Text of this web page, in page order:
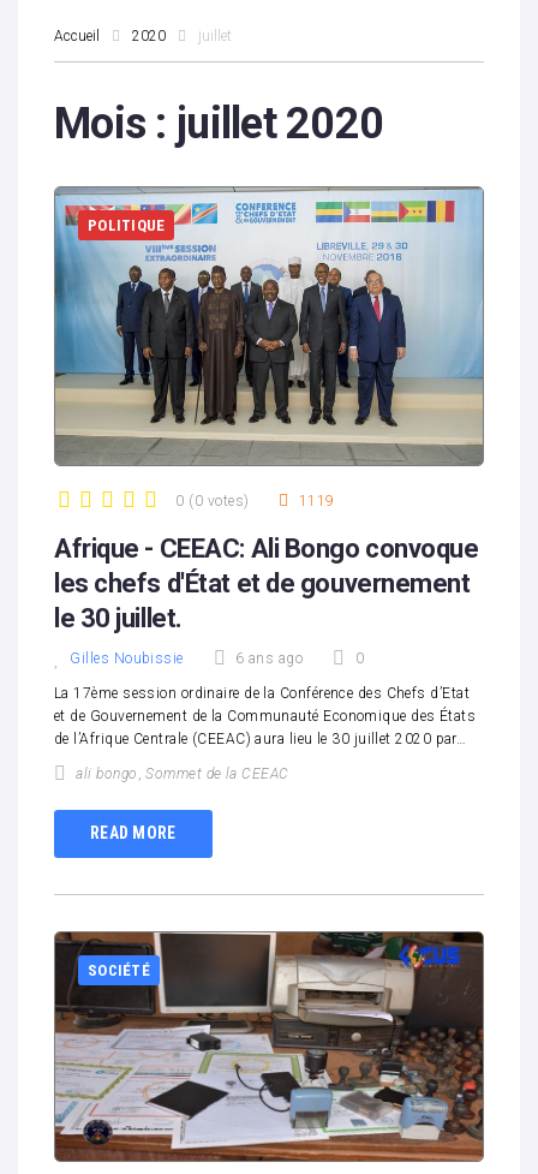
Accueil 2020 juillet
Mois : juillet 2020
POLITIQUE
0 (0 votes) 1119
Afrique - CEEAC: Ali Bongo convoque
les chefs d'État et de gouvernement
le 30 juillet.
Gilles Noubissie 6 ans ago 0
La 17ème session ordinaire de la Conférence des Chefs d’Etat
et de Gouvernement de la Communauté Economique des États
de l’Afrique Centrale (CEEAC) aura lieu le 30 juillet 2020 par…
ali bongo ,Sommet de la CEEAC
READ MORE
SOCIÉTÉ